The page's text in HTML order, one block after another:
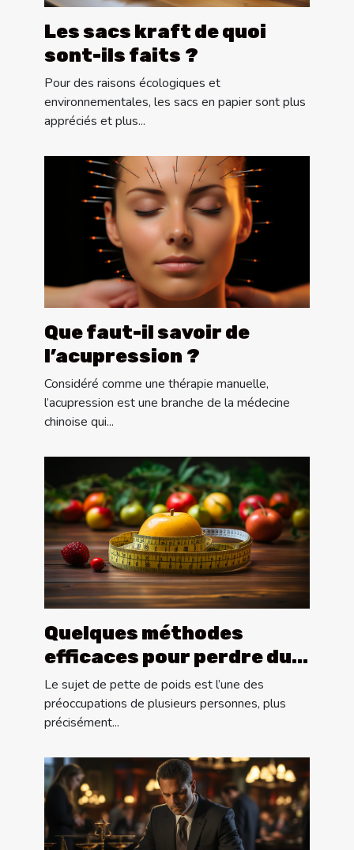
Les sacs kraft de quoi
sont-ils faits ?
Pour des raisons écologiques et
environnementales, les sacs en papier sont plus
appréciés et plus...
Que faut-il savoir de
l’acupression ?
Considéré comme une thérapie manuelle,
l’acupression est une branche de la médecine
chinoise qui...
Quelques méthodes
efficaces pour perdre du
poids ?
Le sujet de pette de poids est l’une des
préoccupations de plusieurs personnes, plus
précisément...